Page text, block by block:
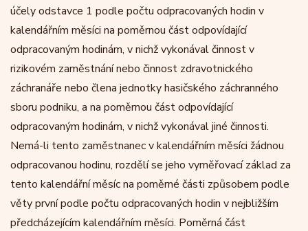
účely odstavce 1 podle počtu odpracovaných hodin v
kalendářním měsíci na poměrnou část odpovídající
odpracovaným hodinám, v nichž vykonával činnost v
rizikovém zaměstnání nebo činnost zdravotnického
záchranáře nebo člena jednotky hasičského záchranného
sboru podniku, a na poměrnou část odpovídající
odpracovaným hodinám, v nichž vykonával jiné činnosti.
Nemá-li tento zaměstnanec v kalendářním měsíci žádnou
odpracovanou hodinu, rozdělí se jeho vyměřovací základ za
tento kalendářní měsíc na poměrné části způsobem podle
věty první podle počtu odpracovaných hodin v nejbližším
předcházejícím kalendářním měsíci. Poměrná část